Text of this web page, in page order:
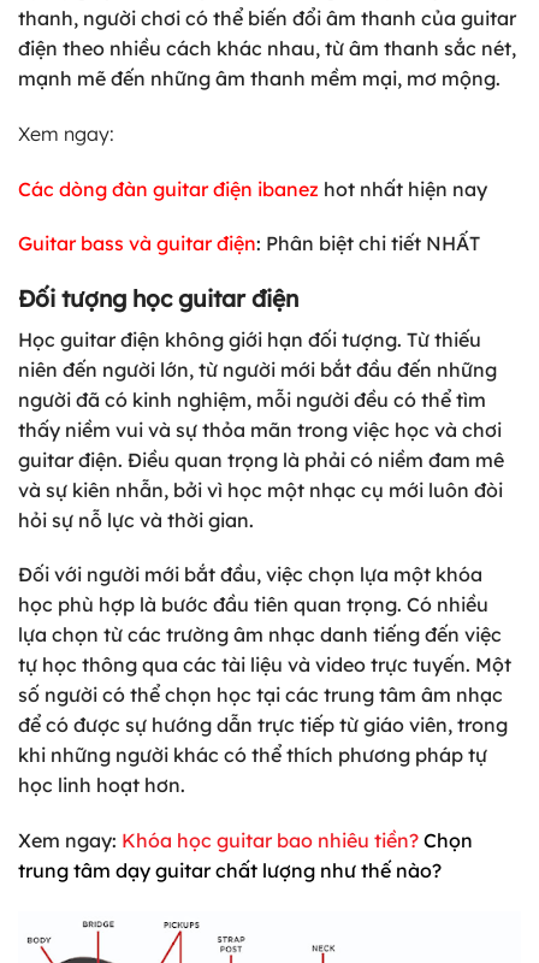
thanh, người chơi có thể biến đổi âm thanh của guitar
điện theo nhiều cách khác nhau, từ âm thanh sắc nét,
mạnh mẽ đến những âm thanh mềm mại, mơ mộng.
Xem ngay:
Các dòng đàn guitar điện ibanez hot nhất hiện nay
Guitar bass và guitar điện: Phân biệt chi tiết NHẤT
Đối tượng học guitar điện
Học guitar điện không giới hạn đối tượng. Từ thiếu
niên đến người lớn, từ người mới bắt đầu đến những
người đã có kinh nghiệm, mỗi người đều có thể tìm
thấy niềm vui và sự thỏa mãn trong việc học và chơi
guitar điện. Điều quan trọng là phải có niềm đam mê
và sự kiên nhẫn, bởi vì học một nhạc cụ mới luôn đòi
hỏi sự nỗ lực và thời gian.
Đối với người mới bắt đầu, việc chọn lựa một khóa
học phù hợp là bước đầu tiên quan trọng. Có nhiều
lựa chọn từ các trường âm nhạc danh tiếng đến việc
tự học thông qua các tài liệu và video trực tuyến. Một
số người có thể chọn học tại các trung tâm âm nhạc
để có được sự hướng dẫn trực tiếp từ giáo viên, trong
khi những người khác có thể thích phương pháp tự
học linh hoạt hơn.
Xem ngay: Khóa học guitarbao nhiêu tiền? Chọn
trung tâm dạy guitar chất lượng như thế nào?